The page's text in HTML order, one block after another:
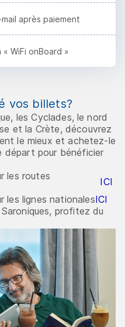
après paiement
WiFi onBoard »
vos billets?
les Cyclades, le nord
et la Crète, découvrez
le mieux et achetez-le
départ pour bénéficier
les routes
ICI
lignes nationalesICI
profitez du